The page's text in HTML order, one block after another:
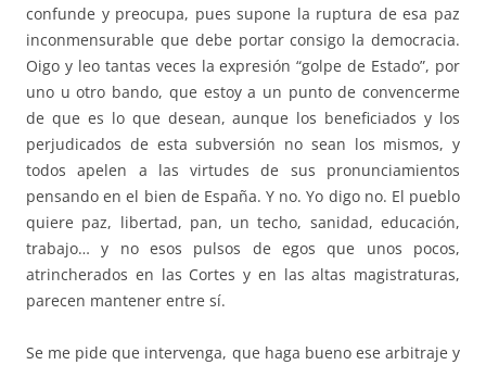
confunde y preocupa, pues supone la ruptura de esa paz
inconmensurable que debe portar consigo la democracia.
Oigo y leo tantas veces la expresión “golpe de Estado”, por
uno u otro bando, que estoy a un punto de convencerme
de que es lo que desean, aunque los beneficiados y los
perjudicados de esta subversión no sean los mismos, y
todos apelen a las virtudes de sus pronunciamientos
pensando en el bien de España. Y no. Yo digo no. El pueblo
quiere paz, libertad, pan, un techo, sanidad, educación,
trabajo… y no esos pulsos de egos que unos pocos,
atrincherados en las Cortes y en las altas magistraturas,
parecen mantener entre sí.
Se me pide que intervenga, que haga bueno ese arbitraje y